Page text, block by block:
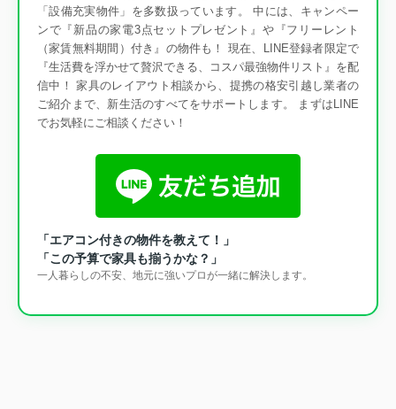
「設備充実物件」を多数扱っています。 中には、キャンペー
ンで『新品の家電3点セットプレゼント』や『フリーレント
（家賃無料期間）付き』の物件も！ 現在、LINE登録者限定で
『生活費を浮かせて贅沢できる、コスパ最強物件リスト』を配
信中！ 家具のレイアウト相談から、提携の格安引越し業者の
ご紹介まで、新生活のすべてをサポートします。 まずはLINE
でお気軽にご相談ください！
「エアコン付きの物件を教えて！」
「この予算で家具も揃うかな？」
一人暮らしの不安、地元に強いプロが一緒に解決します。